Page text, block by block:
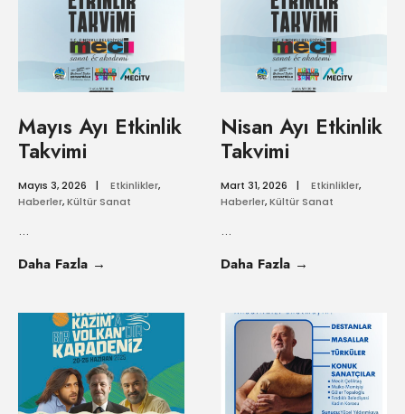
Mayıs Ayı Etkinlik
Takvimi
Mayıs 3, 2026 | Etkinlikler,
Haberler,Kültür Sanat
...
Daha Fazla →
Nisan Ayı Etkinlik
Takvimi
Mart 31, 2026 | Etkinlikler,
Haberler,Kültür Sanat
...
Daha Fazla →